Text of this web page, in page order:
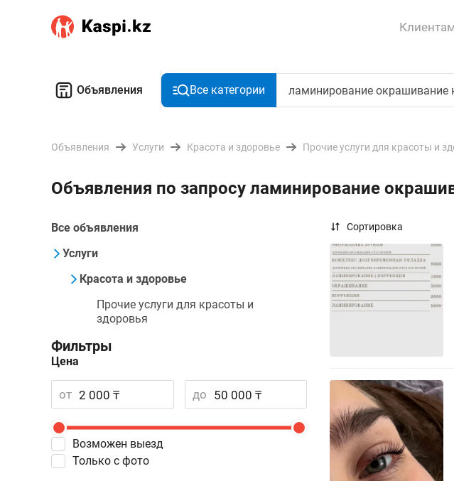
Объявления Все категории
Объявления Услуги Красота и здоровье Прочие услуги для красоты и
Объявления по запросу ламинирование
Все объявления
Услуги
Красота и здоровье
Прочие услуги для красоты и
здоровья
Фильтры
Цена
от до
Возможен выезд
Только с фото
Сортировка